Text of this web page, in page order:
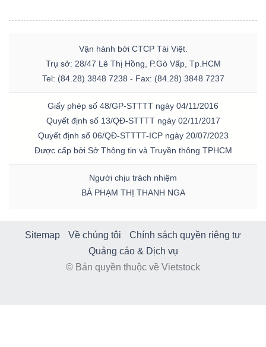
Vận hành bởi CTCP Tài Việt.
Trụ sở: 28/47 Lê Thị Hồng, P.Gò Vấp, Tp.HCM
Tel: (84.28) 3848 7238 - Fax: (84.28) 3848 7237
Giấy phép số 48/GP-STTTT ngày 04/11/2016
Quyết định số 13/QĐ-STTTT ngày 02/11/2017
Quyết định số 06/QĐ-STTTT-ICP ngày 20/07/2023
Được cấp bởi Sở Thông tin và Truyền thông TPHCM
Người chịu trách nhiệm
BÀ PHẠM THỊ THANH NGA
Sitemap Về chúng tôi
Chính sách quyền riêng tư
Quảng cáo & Dịch vụ
© Bản quyền thuộc về Vietstock